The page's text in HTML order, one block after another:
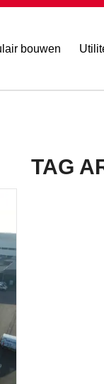
bouwen
TAG